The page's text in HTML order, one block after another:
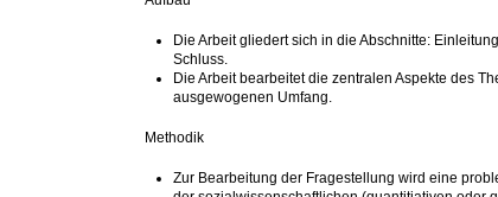
Die Arbeit gliedert sich in die Abschnitte:
Schluss.
Die Arbeit bearbeitet die zentralen Aspekte des
ausgewogenen Umfang.
Methodik
Zur Bearbeitung der Fragestellung wird eine